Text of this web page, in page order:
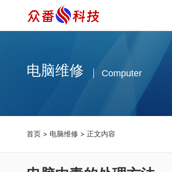
电脑维修 Computer
首页 > 电脑维修 > 正文内容